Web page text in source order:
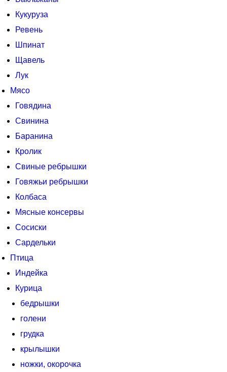
Кукуруза
Ревень
Шпинат
Щавель
Лук
Мясо
Говядина
Свинина
Баранина
Кролик
Свиные ребрышки
Говяжьи ребрышки
Колбаса
Мясные консервы
Сосиски
Сардельки
Птица
Индейка
Курица
бедрышки
голени
грудка
крылышки
ножки, окорочка